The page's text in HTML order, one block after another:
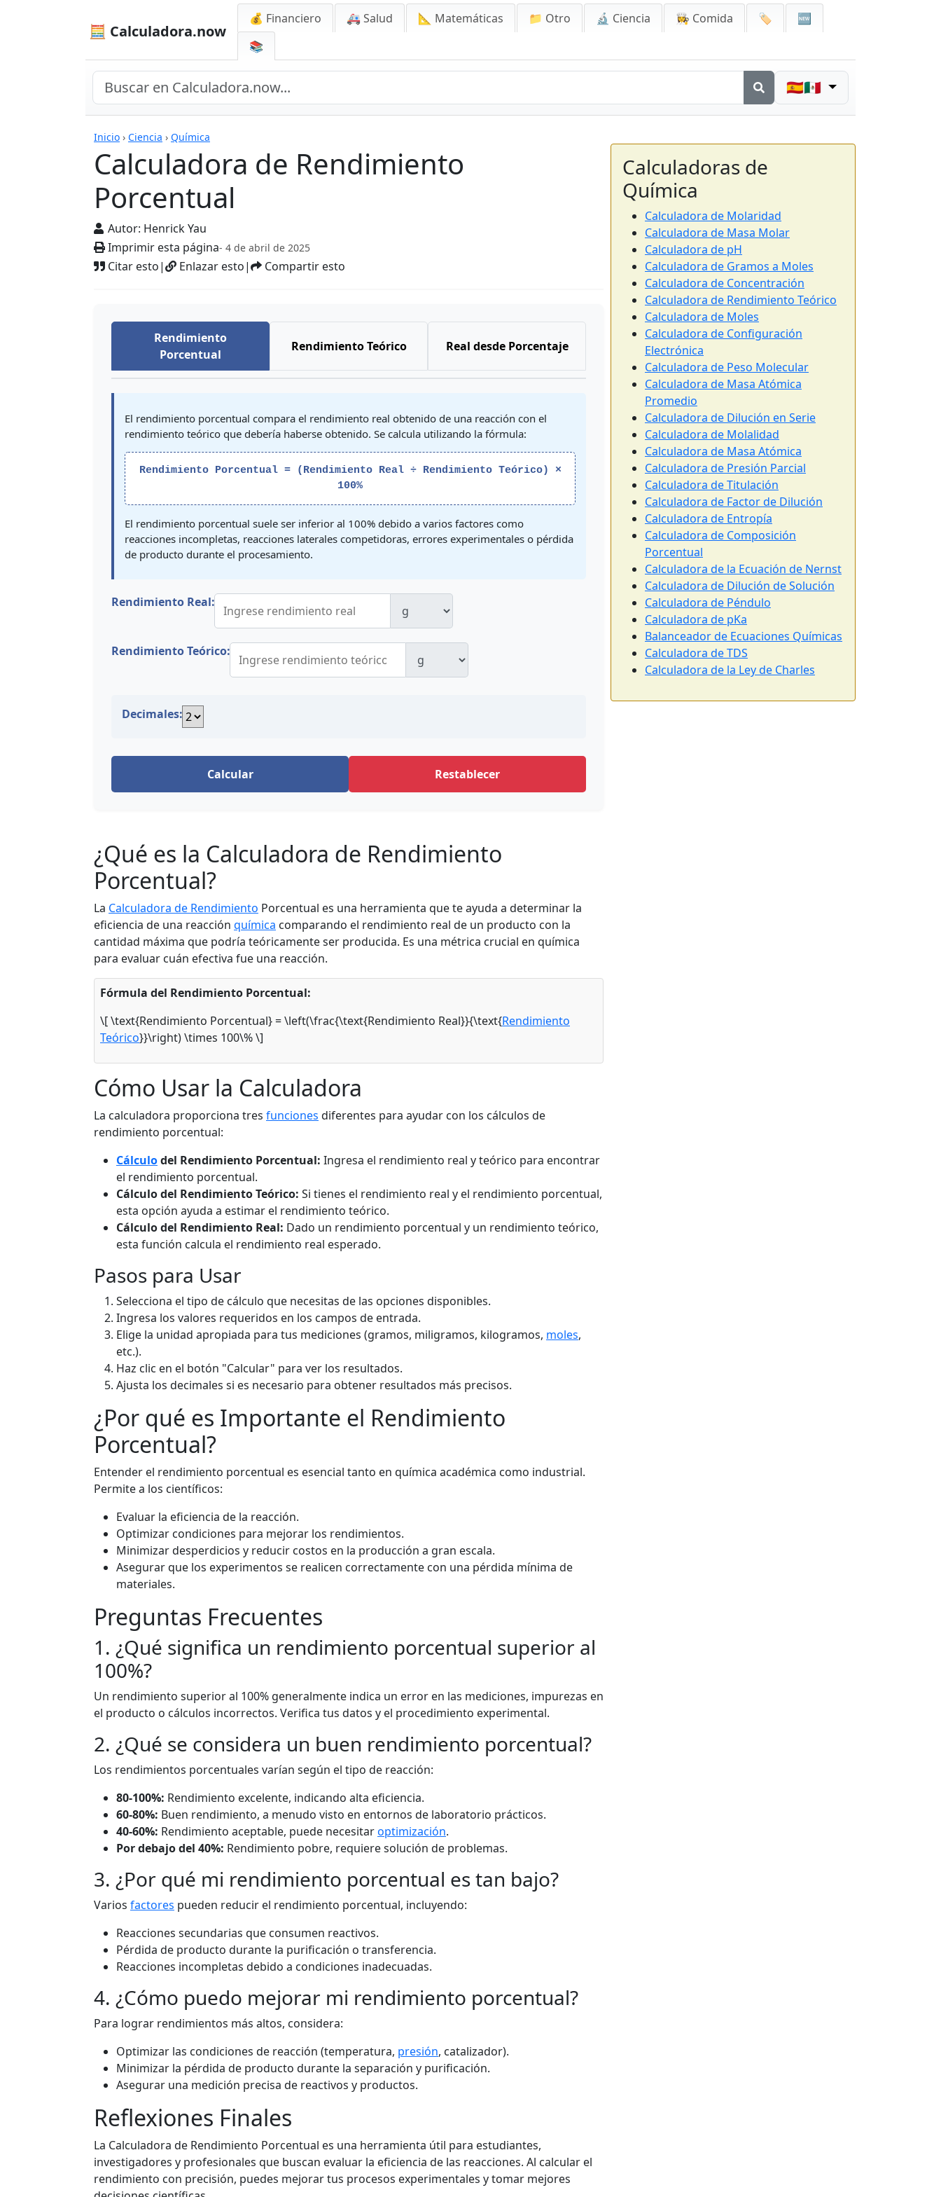
🧮 Calculadora.now
💰 Financiero 🚑 Salud 📐 Matemáticas 📁 Otro 🔬 Ciencia 👩‍🍳 Comida 🏷️
🆕
📚
🇪🇸🇲🇽
Inicio › Ciencia › Química
Calculadora de Rendimiento
Porcentual
Autor: Henrick Yau
Imprimir esta página- 4 de abril de 2025
Citar esto| Enlazar esto| Compartir esto
Calculadoras
Rendimiento
Porcentual
Rendimiento Teórico Real desde Porcentaje
El rendimiento porcentual compara el rendimiento real obtenido de una reacción con el
rendimiento teórico que debería haberse obtenido. Se calcula utilizando la fórmula:
Rendimiento Porcentual = (Rendimiento Real ÷ Rendimiento Teórico) ×
100%
El rendimiento porcentual suele ser inferior al 100% debido a varios factores como
reacciones incompletas, reacciones laterales competidoras, errores experimentales o pérdida
de producto durante el procesamiento.
Rendimiento Real:
Rendimiento Teórico:
Decimales:
Calcular Restablecer
¿Qué es la Calculadora de Rendimiento
Porcentual?
La Calculadora de Rendimiento Porcentual es una herramienta que te ayuda a determinar la
eficiencia de una reacción química comparando el rendimiento real de un producto con la
cantidad máxima que podría teóricamente ser producida. Es una métrica crucial en química
para evaluar cuán efectiva fue una reacción.
Fórmula del Rendimiento Porcentual:
\[ \text{Rendimiento Porcentual} = \left(\frac{\text{Rendimiento Real}}{\text{Rendimiento
Teórico}}\right) \times 100\% \]
Cómo Usar la Calculadora
La calculadora proporciona tres funciones diferentes para ayudar con los cálculos de
rendimiento porcentual:
Cálculodel Rendimiento Porcentual: Ingresa el rendimiento real y teórico para encontrar
el rendimiento porcentual.
Cálculo del Rendimiento Teórico: Si tienes el rendimiento real y el rendimiento porcentual,
esta opción ayuda a estimar el rendimiento teórico.
Cálculo del Rendimiento Real: Dado un rendimiento porcentual y un rendimiento teórico,
esta función calcula el rendimiento real esperado.
Pasos para Usar
Selecciona el tipo de cálculo que necesitas de las opciones disponibles.
Ingresa los valores requeridos en los campos de entrada.
Elige la unidad apropiada para tus mediciones (gramos, miligramos, kilogramos, moles,
etc.).
Haz clic en el botón "Calcular" para ver los resultados.
Ajusta los decimales si es necesario para obtener resultados más precisos.
¿Por qué es Importante el Rendimiento
Porcentual?
Entender el rendimiento porcentual es esencial tanto en química académica como industrial.
Permite a los científicos:
Evaluar la eficiencia de la reacción.
Optimizar condiciones para mejorar los rendimientos.
Minimizar desperdicios y reducir costos en la producción a gran escala.
Asegurar que los experimentos se realicen correctamente con una pérdida mínima de
materiales.
Preguntas Frecuentes
1. ¿Qué significa un rendimiento porcentual superior al
100%?
Un rendimiento superior al 100% generalmente indica un error en las mediciones, impurezas en
el producto o cálculos incorrectos. Verifica tus datos y el procedimiento experimental.
2. ¿Qué se considera un buen rendimiento porcentual?
Los rendimientos porcentuales varían según el tipo de reacción:
80-100%: Rendimiento excelente, indicando alta eficiencia.
60-80%: Buen rendimiento, a menudo visto en entornos de laboratorio prácticos.
40-60%: Rendimiento aceptable, puede necesitaroptimización.
Por debajo del 40%: Rendimiento pobre, requiere solución de problemas.
3. ¿Por qué mi rendimiento porcentual es tan bajo?
Varios factores pueden reducir el rendimiento porcentual, incluyendo:
Reacciones secundarias que consumen reactivos.
Pérdida de producto durante la purificación o transferencia.
Reacciones incompletas debido a condiciones inadecuadas.
4. ¿Cómo puedo mejorar mi rendimiento porcentual?
Para lograr rendimientos más altos, considera:
Optimizar las condiciones de reacción (temperatura, presión, catalizador).
Minimizar la pérdida de producto durante la separación y purificación.
Asegurar una medición precisa de reactivos y productos.
Reflexiones Finales
La Calculadora de Rendimiento Porcentual es una herramienta útil para estudiantes,
investigadores y profesionales que buscan evaluar la eficiencia de las reacciones. Al calcular el
rendimiento con precisión, puedes mejorar tus procesos experimentales y tomar mejores
Calculadoras de
Química
Calculadora de Molaridad
Calculadora de Masa Molar
Calculadora de pH
Calculadora de Gramos a Moles
Calculadora de Concentración
Calculadora de Rendimiento Teórico
Calculadora de Moles
Calculadora de Configuración
Electrónica
Calculadora de Peso Molecular
Calculadora de Masa Atómica
Promedio
Calculadora de Dilución en Serie
Calculadora de Molalidad
Calculadora de Masa Atómica
Calculadora de Presión Parcial
Calculadora de Titulación
Calculadora de Factor de Dilución
Calculadora de Entropía
Calculadora de Composición
Porcentual
Calculadora de la Ecuación de Nernst
Calculadora de Dilución de Solución
Calculadora de Péndulo
Calculadora de pKa
Balanceador de Ecuaciones Químicas
Calculadora de TDS
Calculadora de la Ley de Charles